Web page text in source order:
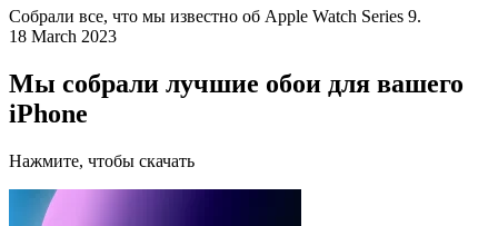
Собрали все, что мы известно об Apple Watch Series 9.
18 March 2023
Мы собрали лучшие обои для вашего
iPhone
Нажмите, чтобы скачать